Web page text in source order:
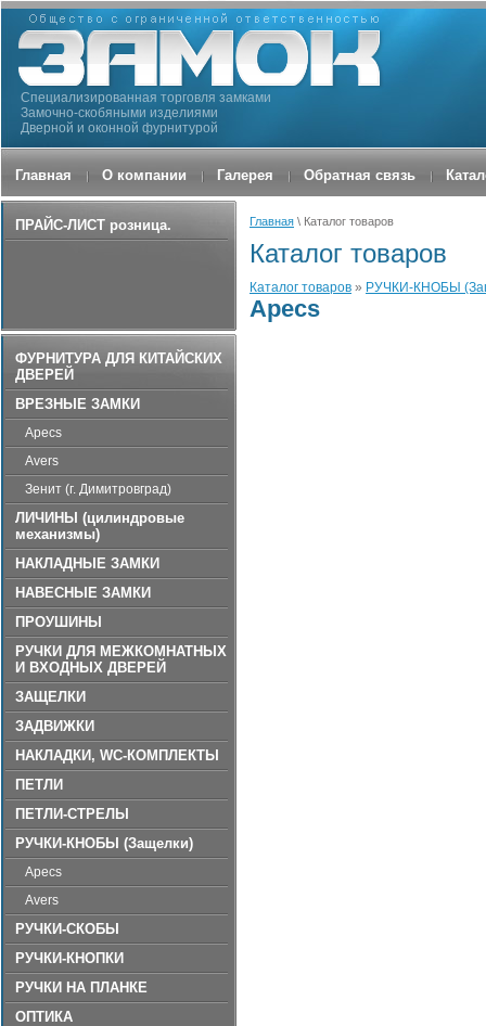
Главная О компании Галерея Обратная связь
Специализированная торговля замками
Замочно-скобяными изделиями
Дверной и оконной фурнитурой
ПРАЙС-ЛИСТ розница.
ФУРНИТУРА ДЛЯ КИТАЙСКИХ
ДВЕРЕЙ
ВРЕЗНЫЕ ЗАМКИ
Apecs
Avers
Зенит (г. Димитровград)
ЛИЧИНЫ (цилиндровые
механизмы)
НАКЛАДНЫЕ ЗАМКИ
НАВЕСНЫЕ ЗАМКИ
ПРОУШИНЫ
РУЧКИ ДЛЯ МЕЖКОМНАТНЫХ
И ВХОДНЫХ ДВЕРЕЙ
ЗАЩЕЛКИ
ЗАДВИЖКИ
НАКЛАДКИ, WC-КОМПЛЕКТЫ
ПЕТЛИ
ПЕТЛИ-СТРЕЛЫ
РУЧКИ-КНОБЫ (Защелки)
Apecs
Avers
РУЧКИ-СКОБЫ
РУЧКИ-КНОПКИ
РУЧКИ НА ПЛАНКЕ
ОПТИКА
Главная \ Каталог товаров
Каталог товаров
Каталог товаров » РУЧКИ-КНОБЫ
Apecs